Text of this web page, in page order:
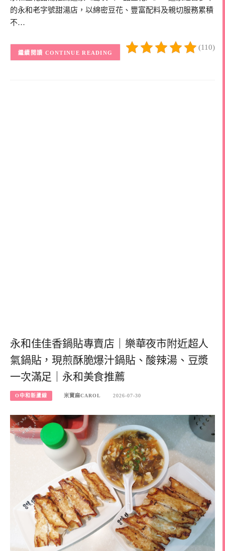
的永和老字號甜湯店，以綿密豆花、豐富配料及親切服務累積
不…
(110)
CONTINUE READING
永和佳佳香鍋貼專賣店｜樂華夜市附近超人
氣鍋貼，現煎酥脆爆汁鍋貼、酸辣湯、豆漿
一次滿足｜永和美食推薦
O中和新蘆線 米寶麻CAROL 2026-07-30